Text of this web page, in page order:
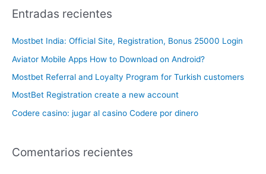
Entradas recientes
Mostbet India: Official Site, Registration, Bonus 25000 Login
Aviator Mobile Apps How to Download on Android?
Mostbet Referral and Loyalty Program for Turkish customers
MostBet Registration create a new account
Codere casino: jugar al casino Codere por dinero
Comentarios recientes